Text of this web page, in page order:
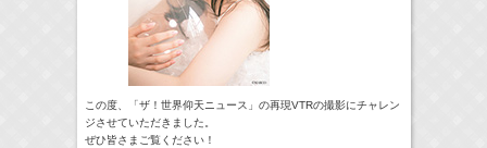
この度、「ザ！世界仰天ニュース」の再現VTRの撮影にチャレン
ジさせていただきました。
ぜひ皆さまご覧ください！